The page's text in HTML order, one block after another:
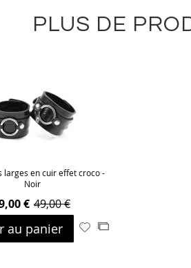
PLUS DE
larges en cuir effet croco -
Noir
€ 49,00 €
au panier
AjouterAjouter